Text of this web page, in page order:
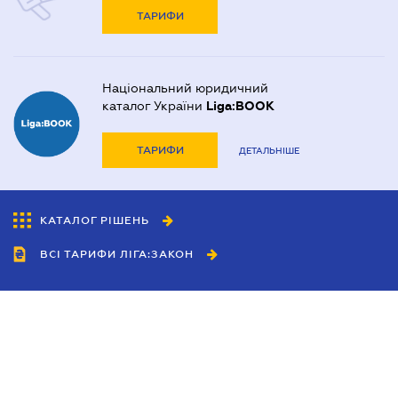
ТАРИФИ
Національний юридичний
каталог України Liga:BOOK
ТАРИФИ ДЕТАЛЬНІШЕ
КАТАЛОГ РІШЕНЬ
ВСІ ТАРИФИ ЛІГА:ЗАКОН